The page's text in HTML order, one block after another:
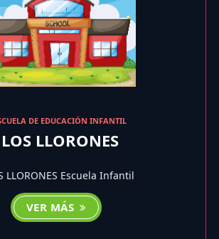
DE EDUCACIÓN INFANTIL
LOS LLORONES
LLORONES Escuela Infantil
VER MÁS